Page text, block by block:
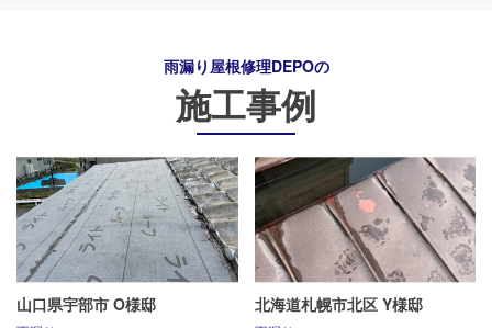
雨漏り屋根修理DEPOの
施工事例
山口県宇部市 O様邸 北海道札幌市北区 Y様邸